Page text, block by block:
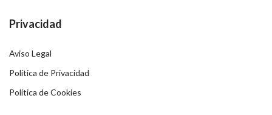
Privacidad
Aviso Legal
Política de Privacidad
Política de Cookies